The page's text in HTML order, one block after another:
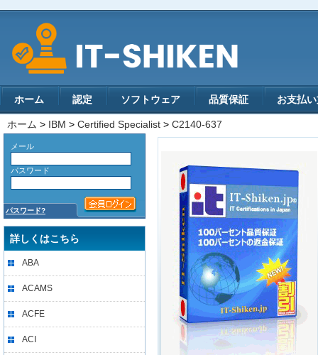
ホーム 認定 ソフトウェア 品質保証 お支払
ホーム > IBM > Certified Specialist > C2140-637
メール
パスワード
パスワード?
詳しくはこちら
ABA
ACAMS
ACFE
ACI